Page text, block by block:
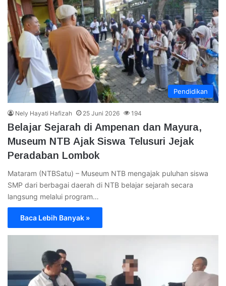
Pendidikan
Nely Hayati Hafizah 25 Juni 2026 194
Belajar Sejarah di Ampenan dan Mayura,
Museum NTB Ajak Siswa Telusuri Jejak
Peradaban Lombok
Mataram (NTBSatu) – Museum NTB mengajak puluhan siswa
SMP dari berbagai daerah di NTB belajar sejarah secara
langsung melalui program…
Baca Lebih Banyak »